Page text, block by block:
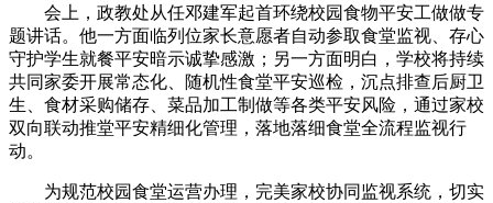
会上，政教处从任邓建军起首环绕校园食物平安工做做专
题讲话。他一方面临列位家长意愿者自动参取食堂监视、存心
守护学生就餐平安暗示诚挚感激；另一方面明白，学校将持续
共同家委开展常态化、随机性食堂平安巡检，沉点排查后厨卫
生、食材采购储存、菜品加工制做等各类平安风险，通过家校
双向联动推堂平安精细化管理，落地落细食堂全流程监视行
动。
为规范校园食堂运营办理，完美家校协同监视系统，切实